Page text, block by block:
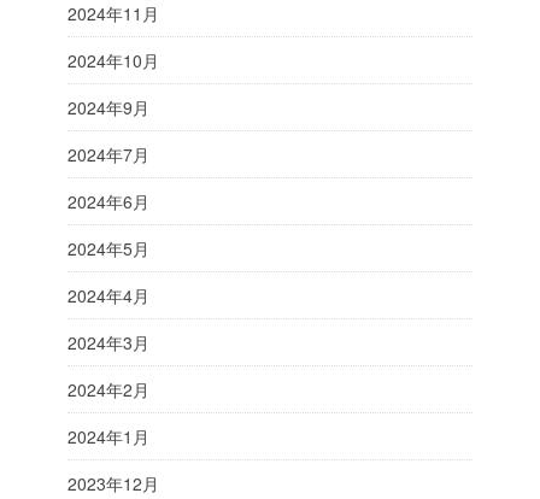
2024年11月
2024年10月
2024年9月
2024年7月
2024年6月
2024年5月
2024年4月
2024年3月
2024年2月
2024年1月
2023年12月